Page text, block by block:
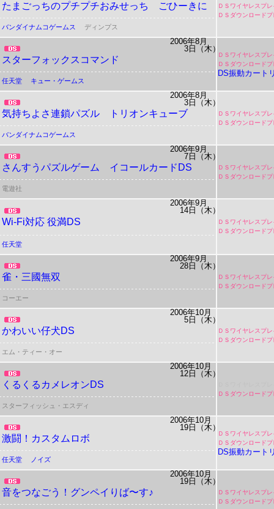
たまごっちのプチプチおみせっち ごひーきに
ＤＳワイヤレスプ
ＤＳダウンロード
バンダイナムコゲームス
ディンプス
2006年8月
3日（木）
スターフォックスコマンド
ＤＳワイヤレスプ
ＤＳダウンロード
DS振動カート
任天堂 キュー・ゲームス
2006年8月
3日（木）
気持ちよさ連鎖パズル トリオンキューブ
ＤＳワイヤレスプ
ＤＳダウンロード
バンダイナムコゲームス
2006年9月
7日（木）
さんすうパズルゲーム イコールカードDS
ＤＳワイヤレスプ
ＤＳダウンロード
電遊社
2006年9月
14日（木）
Wi-Fi対応 役満DS
ＤＳワイヤレスプ
ＤＳダウンロード
任天堂
2006年9月
28日（木）
雀・三國無双
ＤＳワイヤレスプ
ＤＳダウンロード
コーエー
2006年10月
5日（木）
かわいい仔犬DS
ＤＳワイヤレスプ
ＤＳダウンロード
エム・ティー・オー
2006年10月
12日（木）
くるくるカメレオンDS
ＤＳダウンロード
スターフィッシュ・エスディ
2006年10月
19日（木）
激闘！カスタムロボ
ＤＳワイヤレスプ
ＤＳダウンロード
DS振動カート
任天堂 ノイズ
2006年10月
19日（木）
音をつなごう！グンペイりば〜す♪
ＤＳワイヤレスプ
ＤＳダウンロード